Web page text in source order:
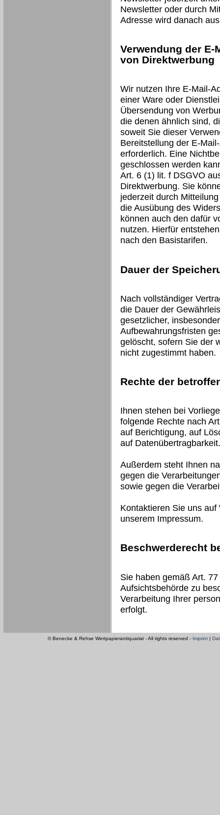
Newsletter oder durch
Adresse wird danach
Verwendung der
von Direktwerbung
Wir nutzen Ihre E-Mail-
einer Ware oder
Übersendung von
die denen ähnlich sind,
soweit Sie dieser
Bereitstellung der E-
erforderlich. Eine
geschlossen werden
Art. 6 (1) lit. f DSGVO
Direktwerbung. Sie
jederzeit durch
die Ausübung des
können auch den dafür
nutzen. Hierfür
nach den Basistarifen.
Dauer der
Nach vollständiger
die Dauer der
gesetzlicher,
Aufbewahrungsfristen
gelöscht, sofern Sie der
nicht zugestimmt haben.
Rechte der
Ihnen stehen bei
folgende Rechte nach
auf Berichtigung, auf
auf Datenübertragbarkeit.
Außerdem steht Ihnen
gegen die
sowie gegen die
Kontaktieren Sie uns
unserem Impressum.
Beschwerderecht
Sie haben gemäß Art.
Aufsichtsbehörde zu
Verarbeitung Ihrer
erfolgt.
© Benecke & Rehse Wertpapierantiquariat - All rights reserved - Imprint |